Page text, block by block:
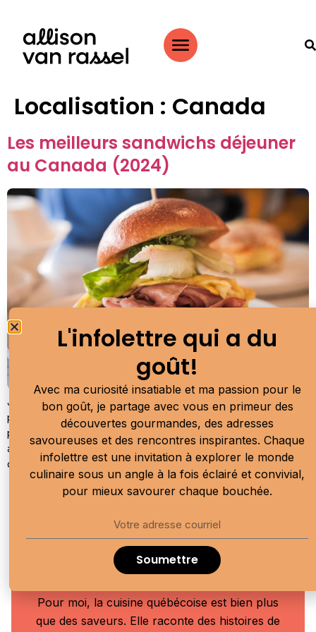
Localisation : Canada
Les meilleurs sandwichs déjeuner
au Canada (2024)
J’ai parcouru le Canada d’un océan à l’autre à la recherche du
parfait sandwich déjeuner. De Terre-Neuve à Vancouver en
passant par la Gaspésie, j’ai goûté, comparé et savouré ce plat
aussi réconfortant que créatif. Voici mes coups de cœur à
découvrir. Bon appétit!
Moi, c'est Allison Van Rassel
Je suis une communicatrice culinaire
passionnée qui célèbre le plaisir de bien
Pour moi, la cuisine québécoise est bien plus
que des saveurs. Elle raconte des histoires de
L'infolettre qui a du
goût!
Avec ma curiosité insatiable et ma passion pour le
bon goût, je partage avec vous en primeur des
découvertes gourmandes, des adresses
savoureuses et des rencontres inspirantes. Chaque
infolettre est une invitation à explorer le monde
culinaire sous un angle à la fois éclairé et convivial,
pour mieux savourer chaque bouchée.
Soumettre